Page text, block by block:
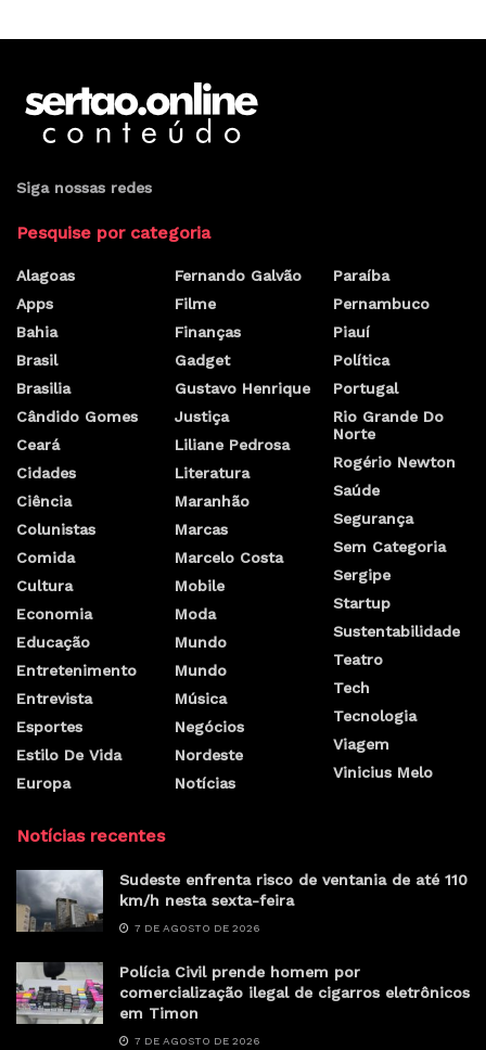
Siga nossas redes
Pesquise por categoria
Alagoas
Apps
Bahia
Brasil
Brasilia
Cândido Gomes
Ceará
Cidades
Ciência
Colunistas
Comida
Cultura
Economia
Educação
Entretenimento
Entrevista
Esportes
Estilo De Vida
Europa
Fernando Galvão
Filme
Finanças
Gadget
Gustavo Henrique
Justiça
Liliane Pedrosa
Literatura
Maranhão
Marcas
Marcelo Costa
Mobile
Moda
Mundo
Mundo
Música
Negócios
Nordeste
Notícias
Paraíba
Pernambuco
Piauí
Política
Portugal
Rio Grande Do
Norte
Rogério Newton
Saúde
Segurança
Sem Categoria
Sergipe
Startup
Sustentabilidade
Teatro
Tech
Tecnologia
Viagem
Vinicius Melo
Notícias recentes
Sudeste enfrenta risco de ventania de até 110
km/h nesta sexta-feira
7 DE AGOSTO DE 2026
Polícia Civil prende homem por
comercialização ilegal de cigarros eletrônicos
em Timon
7 DE AGOSTO DE 2026